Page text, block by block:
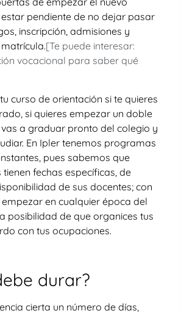
pendiente de no dejar pasar
inscripción, admisiones y
[Te puede interesar:
vocacional para saber qué
curso de orientación si te quieres
si quieres empezar un doble
a graduar pronto del colegio y
En Ipler tenemos programas
pues sabemos que
fechas específicas, de
de sus docentes; con
en cualquier época del
posibilidad de que organices tus
con tus ocupaciones.
durar?
cierta un número de días,